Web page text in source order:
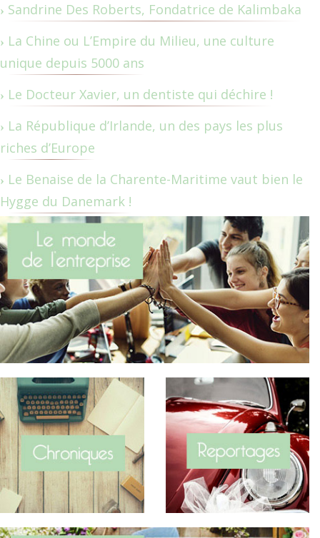
Sandrine Des Roberts, Fondatrice de Kalimbaka
La Chine ou L’Empire du Milieu, une culture
unique depuis 5000 ans
Le Docteur Xavier, un dentiste qui déchire !
La République d’Irlande, un des pays les plus
riches d’Europe
Le Benaise de la Charente-Maritime vaut bien le
Hygge du Danemark !